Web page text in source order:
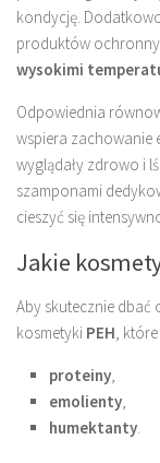
kondycję.
produktów
wysokimi
Odpowiednia
wspiera zachowanie
wyglądały zdrowo i
szamponami
cieszyć się
Jakie
Aby skutecznie dbać
kosmetyki PEH,
proteiny,
emolienty,
humektanty.